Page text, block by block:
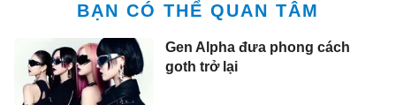
BẠN CÓ THỂ QUAN TÂM
Gen Alpha đưa phong cách
goth trở lại